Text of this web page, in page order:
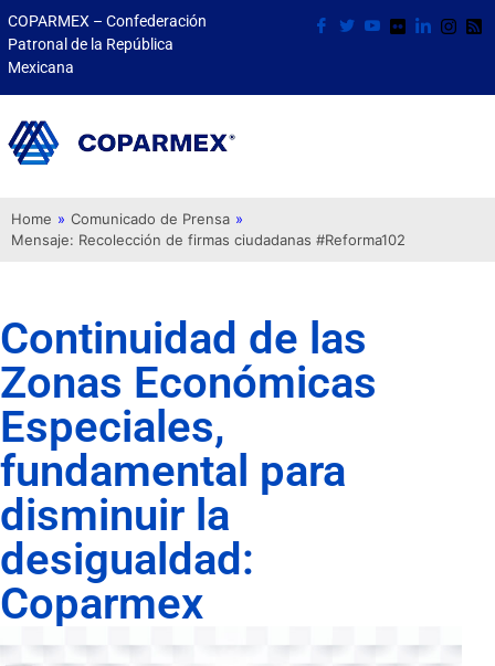
COPARMEX – Confederación
Patronal de la República
Mexicana
Home » Comunicado de Prensa »
Mensaje: Recolección de firmas ciudadanas #Reforma102
Continuidad de las
Zonas Económicas
Especiales,
fundamental para
disminuir la
desigualdad:
Coparmex